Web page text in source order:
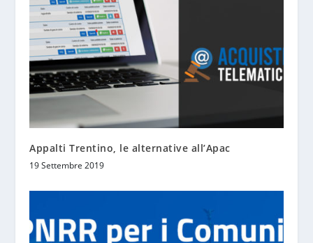
Appalti Trentino, le alternative all’Apac
19 Settembre 2019